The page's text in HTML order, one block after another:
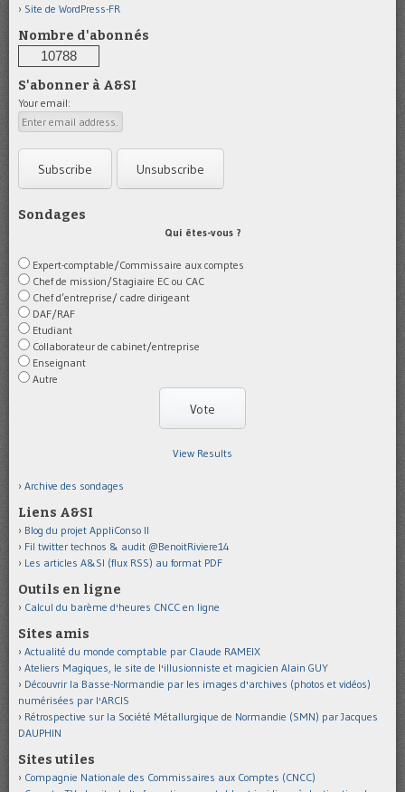
Site de WordPress-FR
Nombre d'abonnés
10788
S'abonner à A&SI
Your email:
Sondages
Qui êtes-vous ?
Expert-comptable/Commissaire aux comptes
Chef de mission/Stagiaire EC ou CAC
Chef d’entreprise/ cadre dirigeant
DAF/RAF
Etudiant
Collaborateur de cabinet/entreprise
Enseignant
Autre
View Results
Archive des sondages
Liens A&SI
Blog du projet AppliConso II
Fil twitter technos & audit @BenoitRiviere14
Les articles A&SI (flux RSS) au format PDF
Outils en ligne
Calcul du barème d'heures CNCC en ligne
Sites amis
Actualité du monde comptable par Claude RAMEIX
Ateliers Magiques, le site de l'illusionniste et magicien Alain GUY
Découvrir la Basse-Normandie par les images d'archives (photos et vidéos)
numérisées par l'ARCIS
Rétrospective sur la Société Métallurgique de Normandie (SMN) par Jacques
DAUPHIN
Sites utiles
Compagnie Nationale des Commissaires aux Comptes (CNCC)